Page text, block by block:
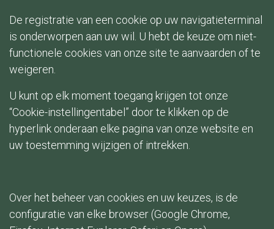
De registratie van een cookie op uw navigatieterminal
is onderworpen aan uw wil. U hebt de keuze om niet-
functionele cookies van onze site te aanvaarden of te
weigeren.
U kunt op elk moment toegang krijgen tot onze
“Cookie-instellingentabel” door te klikken op de
hyperlink onderaan elke pagina van onze website en
uw toestemming wijzigen of intrekken.
Over het beheer van cookies en uw keuzes, is de
configuratie van elke browser (Google Chrome,